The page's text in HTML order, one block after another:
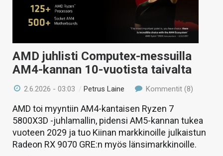
AMD juhlisti Computex-messuilla
AM4-kannan 10-vuotista taivalta
2.6.2026 - 03:03 /Petrus Laine Kommentit (8)
AMD toi myyntiin AM4-kantaisen Ryzen 7
5800X3D -juhlamallin, pidensi AM5-kannan tukea
vuoteen 2029 ja tuo Kiinan markkinoille julkaistun
Radeon RX 9070 GRE:n myös länsimarkkinoille.